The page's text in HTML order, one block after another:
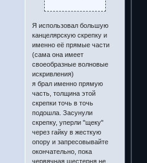
Я использовал большую
канцелярскую скрепку и
именно её прямые части
(сама она имеет
своеобразные волновые
искривления)
я брал именно прямую
часть, толщина этой
скрепки точь в точь
подошла. Засунули
скрепку, уперли "щеку"
через гайку в жесткую
опору и запресовывайте
окончательно, пока
червячная шестерня не